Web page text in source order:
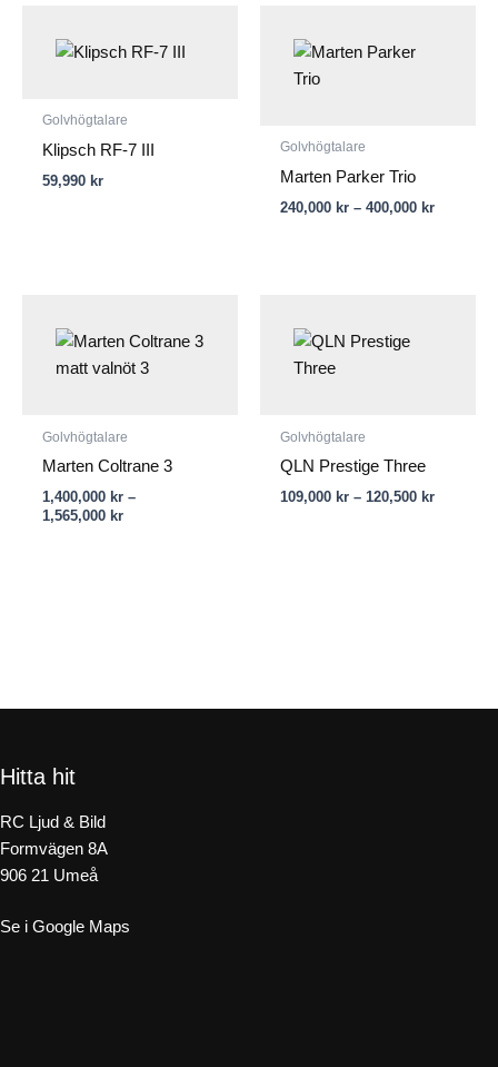
Golvhögtalare
Klipsch RF-7 III
59,990 kr
Golvhögtalare
Marten Parker Trio
240,000 kr – 400,000 kr
Golvhögtalare
Marten Coltrane 3
1,400,000 kr –
1,565,000 kr
till
1,565,000 kr
Golvhögtalare
QLN Prestige Three
109,000 kr – 120,500 kr
Hitta hit
RC Ljud & Bild
Formvägen 8A
906 21 Umeå
Se i Google Maps